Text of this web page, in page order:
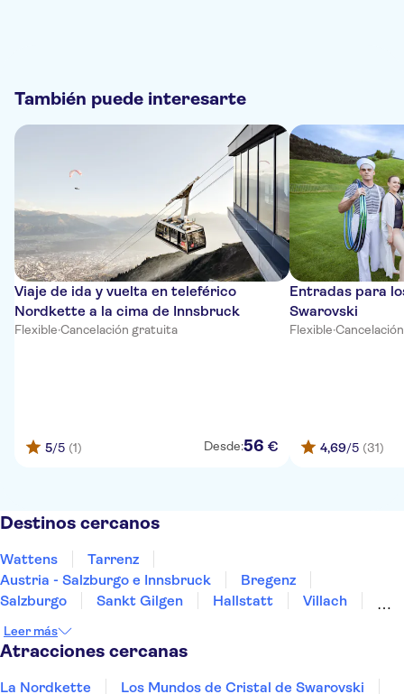
También puede interesarte
Viaje de ida y vuelta en teleférico
Nordkette a la cima de Innsbruck
Flexible·Cancelación gratuita
5/5 (1) Desde:56 €
Entradas para
Swarovski
Flexible·
4,69/5 (31)
Destinos cercanos
Wattens
Tarrenz
Austria - Salzburgo e Innsbruck
Bregenz
Salzburgo
Sankt Gilgen Hallstatt
Villach
Viena
Leer más
Atracciones cercanas
La Nordkette
Los Mundos de Cristal de Swarovski